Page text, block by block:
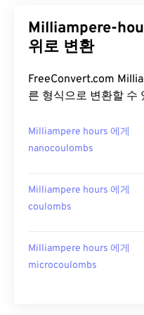
Milliampere-
위로 변환
FreeConvert.com
른 형식으로 변환할 수
Milliampere hours 에게
nanocoulombs
Milliampere hours 에게
coulombs
Milliampere hours 에게
microcoulombs